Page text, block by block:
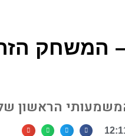
המשחק
הראשון